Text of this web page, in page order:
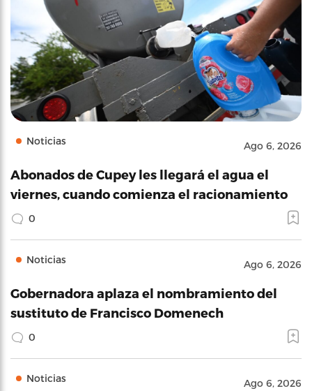
Noticias Ago 6, 2026
Abonados de Cupey les llegará el agua el
viernes, cuando comienza el racionamiento
0
Noticias Ago 6, 2026
Gobernadora aplaza el nombramiento del
sustituto de Francisco Domenech
0
Noticias Ago 6, 2026